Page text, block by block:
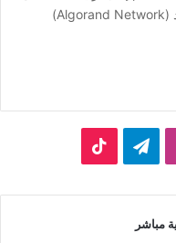
السنوات الأخيرة، وقد برزت شبكة ألغوراند (Algorand Network)
تيلقرام
مباشر